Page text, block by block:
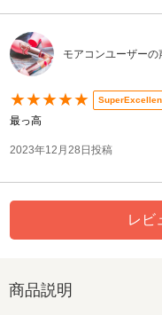
モアコンユーザー
★★★★★
最っ高
2023年12月28日投稿
レビ
商品説明